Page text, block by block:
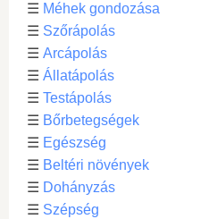
☰ Méhek gondozása
☰ Szőrápolás
☰ Arcápolás
☰ Állatápolás
☰ Testápolás
☰ Bőrbetegségek
☰ Egészség
☰ Beltéri növények
☰ Dohányzás
☰ Szépség